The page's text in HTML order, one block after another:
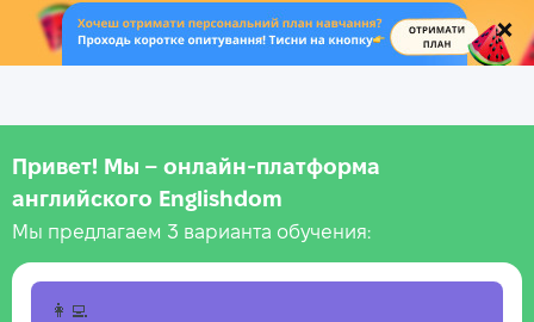
.
Привет! Мы – онлайн‑платформа
английского Englishdom
Мы предлагаем 3 варианта обучения:
👩‍💻